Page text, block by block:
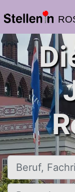
Beruf,
Ort, Stadt